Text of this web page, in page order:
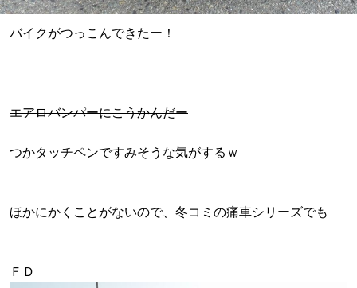
バイクがつっこんできたー！
エアロバンパーにこうかんだー
つかタッチペンですみそうな気がするｗ
ほかにかくことがないので、冬コミの痛車シリーズでも
ＦＤ